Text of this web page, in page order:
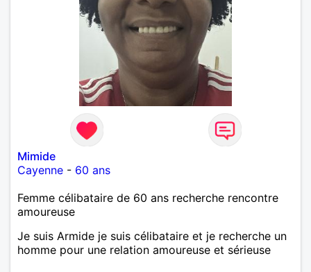
Mimide
Cayenne - 60 ans
Femme célibataire de 60 ans recherche rencontre
amoureuse
Je suis Armide je suis célibataire et je recherche un
homme pour une relation amoureuse et sérieuse